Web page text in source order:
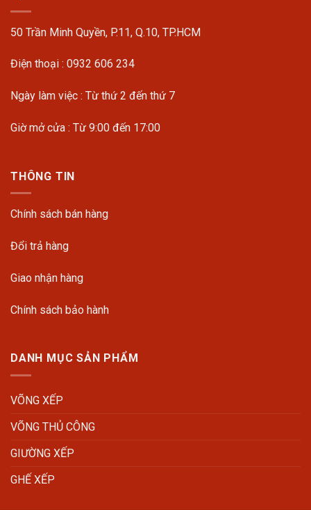
50 Trần Minh Quyền, P.11, Q.10, TP.HCM
Điện thoại : 0932 606 234
Ngày làm việc : Từ thứ 2 đến thứ 7
Giờ mở cửa : Từ 9:00 đến 17:00
THÔNG TIN
Chính sách bán hàng
Đổi trả hàng
Giao nhận hàng
Chính sách bảo hành
DANH MỤC SẢN PHẨM
VÕNG XẾP
VÕNG THỦ CÔNG
GIƯỜNG XẾP
GHẾ XẾP